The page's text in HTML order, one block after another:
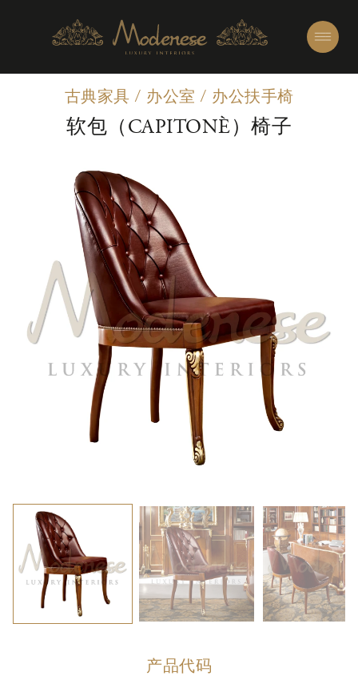
古典家具 / 办公室 / 办公扶手椅
软包（CAPITONÈ）椅子
产品代码